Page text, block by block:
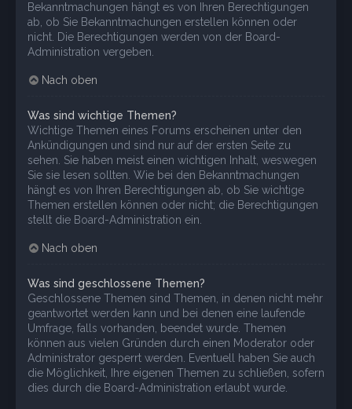
Bekanntmachungen hängt es von Ihren Berechtigungen
ab, ob Sie Bekanntmachungen erstellen können oder
nicht. Die Berechtigungen werden von der Board-
Administration vergeben.
Nach oben
Was sind wichtige Themen?
Wichtige Themen eines Forums erscheinen unter den
Ankündigungen und sind nur auf der ersten Seite zu
sehen. Sie haben meist einen wichtigen Inhalt, weswegen
Sie sie lesen sollten. Wie bei den Bekanntmachungen
hängt es von Ihren Berechtigungen ab, ob Sie wichtige
Themen erstellen können oder nicht; die Berechtigungen
stellt die Board-Administration ein.
Nach oben
Was sind geschlossene Themen?
Geschlossene Themen sind Themen, in denen nicht mehr
geantwortet werden kann und bei denen eine laufende
Umfrage, falls vorhanden, beendet wurde. Themen
können aus vielen Gründen durch einen Moderator oder
Administrator gesperrt werden. Eventuell haben Sie auch
die Möglichkeit, Ihre eigenen Themen zu schließen, sofern
dies durch die Board-Administration erlaubt wurde.